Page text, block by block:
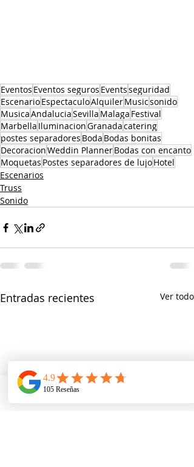
Eventos Eventos seguros Eventsseguridad
EscenarioEspectaculoAlquilerMusicsonido
MusicaAndaluciaSevilla Malaga Festival
Marbella IluminacionGranadacatering
postes separadores Boda Bodas bonitas
DecoracionWeddin PlannerBodas con encanto
Moquetas Postes separadores de lujoHotel
Escenarios
Truss
Sonido
Entradas recientes Ver todo